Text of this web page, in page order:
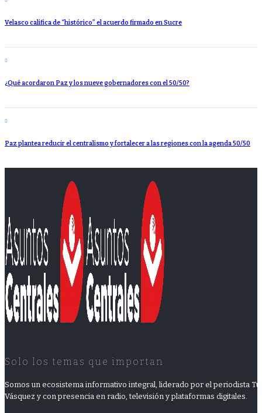
Velasco califica de “histórico” el acuerdo firmado en Sucre
¿Qué acordaron Paz y los nueve gobernadores con el 50/50?
Paz plantea reducir el centralismo y fortalecer a las regiones con la agenda 50/50
Solo los temas que importan
Somos un ecosistema informativo integral, liderado por el periodista
Vásquez y con presencia en radio, televisión y plataformas digitales.